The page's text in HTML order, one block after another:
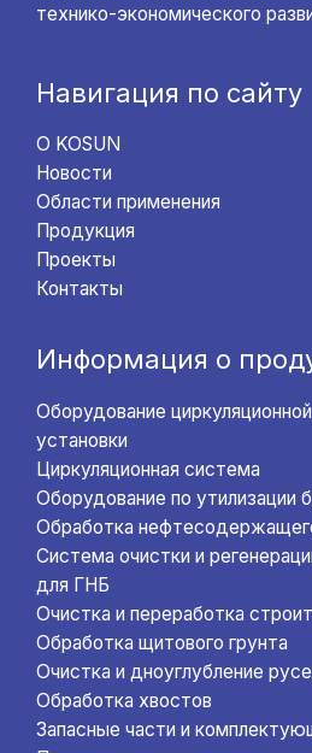
технико-экономического
Навигация по сайту
О KOSUN
Новости
Области применения
Продукция
Проекты
Контакты
Информация о
Оборудование
установки
Циркуляционная система
Оборудование по утилизации
Обработка
Система очистки и
для ГНБ
Очистка и переработка
Обработка щитового грунта
Очистка и дноуглубление
Обработка хвостов
Запасные части и